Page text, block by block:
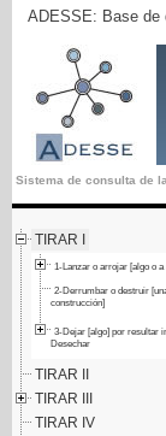
ADESSE: Base de
Sistema de consulta de
TIRAR I
1-Lanzar o arrojar [algo o a
2-Derrumbar o destruir
construcción]
3-Dejar [algo] por resultar
Desechar
TIRAR II
TIRAR III
TIRAR IV